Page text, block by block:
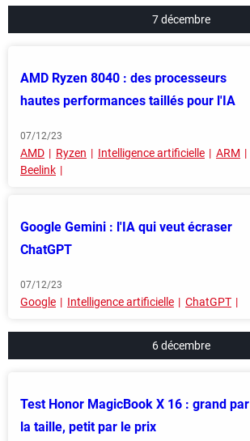
7 décembre
AMD Ryzen 8040 : des processeurs
hautes performances taillés pour l'IA
07/12/23
AMD Ryzen Intelligence artificielle
ARM
Beelink
Google Gemini : l'IA qui veut écraser
ChatGPT
07/12/23
Google Intelligence artificielle ChatGPT
6 décembre
Test Honor MagicBook X 16 : grand par
la taille, petit par le prix